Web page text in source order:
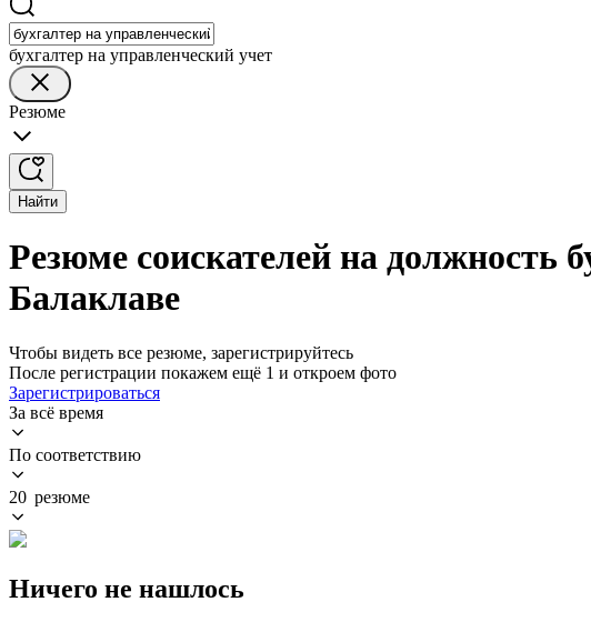
бухгалтер на управленческий учет
Резюме
Найти
Резюме соискателей на должность
Балаклаве
Чтобы видеть все резюме, зарегистрируйтесь
После регистрации покажем ещё 1 и откроем фото
Зарегистрироваться
За всё время
По соответствию
20 резюме
Ничего не нашлось